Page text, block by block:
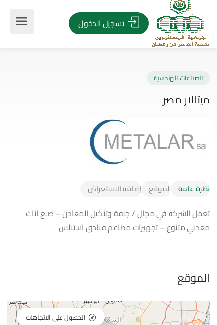
تسجيل الدخول
الهندسية
مصر
نظرة عامة الموقع إضافة الاستعراض
تعمل الشركة في مجال / جلفة وتنكيل المعادن – صنع اثاث
معدني متنوع – تجهيزات مطاعم فنادق استنلس
الموقع
الحصول على الاتجاهات